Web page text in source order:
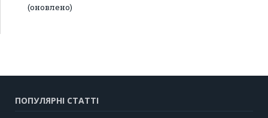
(оновлено)
ПОПУЛЯРНІ СТАТТІ